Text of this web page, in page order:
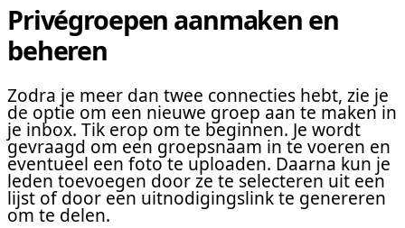
Privégroepen aanmaken en
beheren
Zodra je meer dan twee connecties hebt, zie je
de optie om een nieuwe groep aan te maken in
je inbox. Tik erop om te beginnen. Je wordt
gevraagd om een groepsnaam in te voeren en
eventueel een foto te uploaden. Daarna kun je
leden toevoegen door ze te selecteren uit een
lijst of door een uitnodigingslink te genereren
om te delen.